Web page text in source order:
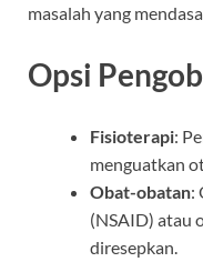
masalah yang
Opsi
Fisioterapi:
menguatkan
Obat-obatan:
(NSAID) atau
diresepkan.